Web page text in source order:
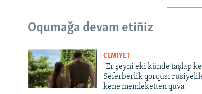
Oqumağa devam etiñiz
CEMİYET
"Er şeyni eki künde taşlap
Seferberlik qorqusı
kene memleketten quva